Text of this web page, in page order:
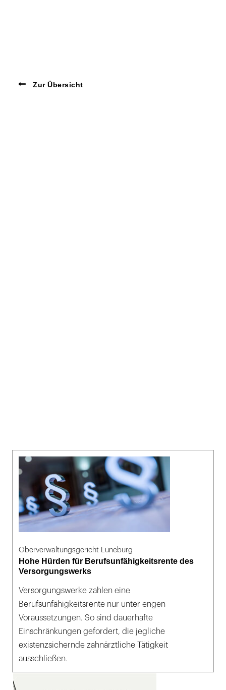
Zur Übersicht
Oberverwaltungsgericht Lüneburg
Hohe Hürden für Berufsunfähigkeitsrente des
Versorgungswerks
Versorgungswerke zahlen eine
Berufsunfähigkeitsrente nur unter engen
Voraussetzungen. So sind dauerhafte
Einschränkungen gefordert, die jegliche
existenzsichernde zahnärztliche Tätigkeit
ausschließen.